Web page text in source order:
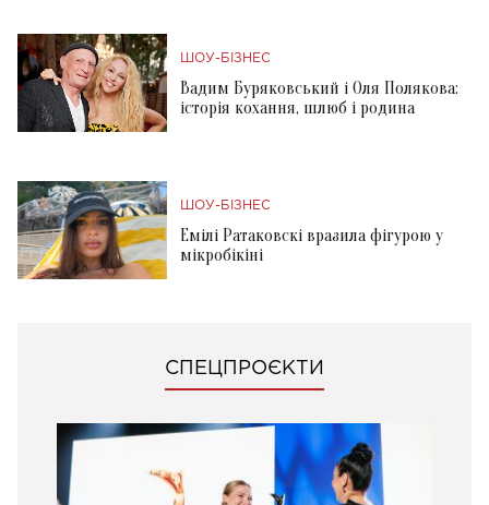
ШОУ-БІЗНЕС
Вадим Буряковський і Оля Полякова:
історія кохання, шлюб і родина
ШОУ-БІЗНЕС
Емілі Ратаковскі вразила фігурою у
мікробікіні
СПЕЦПРОЄКТИ